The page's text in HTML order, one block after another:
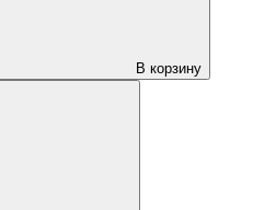
В корзину